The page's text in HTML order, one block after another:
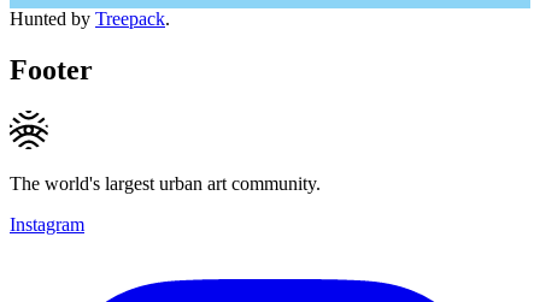
Hunted by Treepack.
Footer
The world's largest urban art community.
Instagram